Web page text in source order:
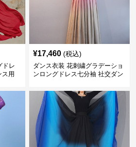
ドレ
用
¥17,460 (税込)
ダンス衣装 花刺繍グラデーショ
ンロングドレス七分袖 社交ダン